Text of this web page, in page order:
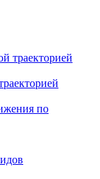
траекторией
по